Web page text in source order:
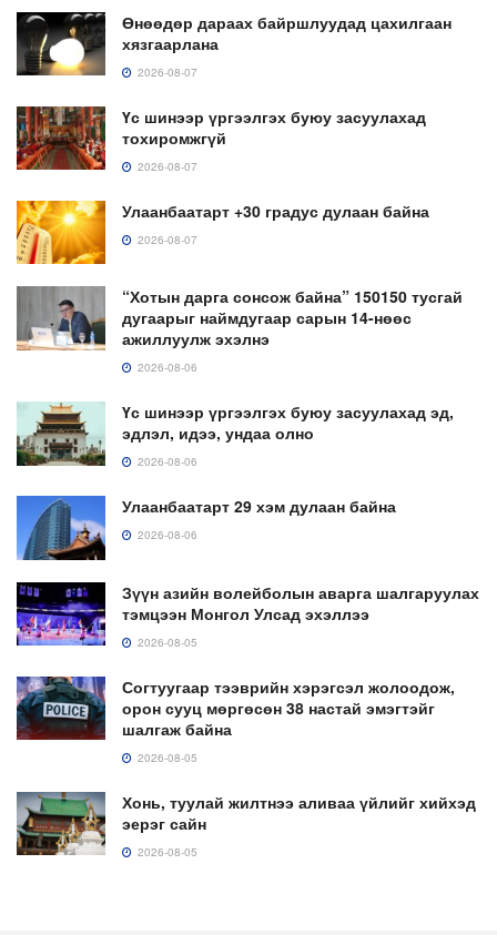
Өнөөдөр дараах байршлуудад цахилгаан
хязгаарлана
2026-08-07
Үс шинээр үргээлгэх буюу засуулахад
тохиромжгүй
2026-08-07
Улаанбаатарт +30 градус дулаан байна
2026-08-07
“Хотын дарга сонсож байна” 150150 тусгай
дугаарыг наймдугаар сарын 14-нөөс
ажиллуулж эхэлнэ
2026-08-06
Үс шинээр үргээлгэх буюу засуулахад эд,
эдлэл, идээ, ундаа олно
2026-08-06
Улаанбаатарт 29 хэм дулаан байна
2026-08-06
Зүүн азийн волейболын аварга шалгаруулах
тэмцээн Монгол Улсад эхэллээ
2026-08-05
Согтуугаар тээврийн хэрэгсэл жолоодож,
орон сууц мөргөсөн 38 настай эмэгтэйг
шалгаж байна
2026-08-05
Хонь, туулай жилтнээ аливаа үйлийг хийхэд
эерэг сайн
2026-08-05